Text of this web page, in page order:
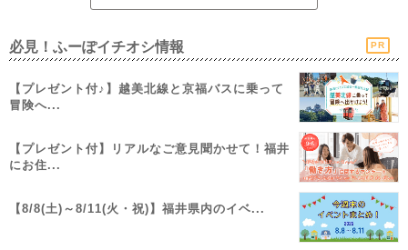
必見！ふーぽイチオシ情報 PR
【プレゼント付♪】越美北線と京福バスに乗って
冒険へ...
【プレゼント付】リアルなご意見聞かせて！福井
にお住...
【8/8(土)～8/11(火・祝)】福井県内のイベ...